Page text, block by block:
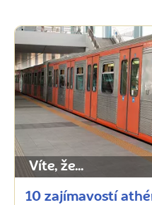
Víte, že...
10 zajímavostí